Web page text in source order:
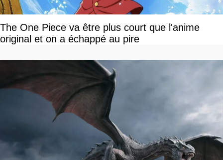
The One Piece va être plus court que l'anime
original et on a échappé au pire